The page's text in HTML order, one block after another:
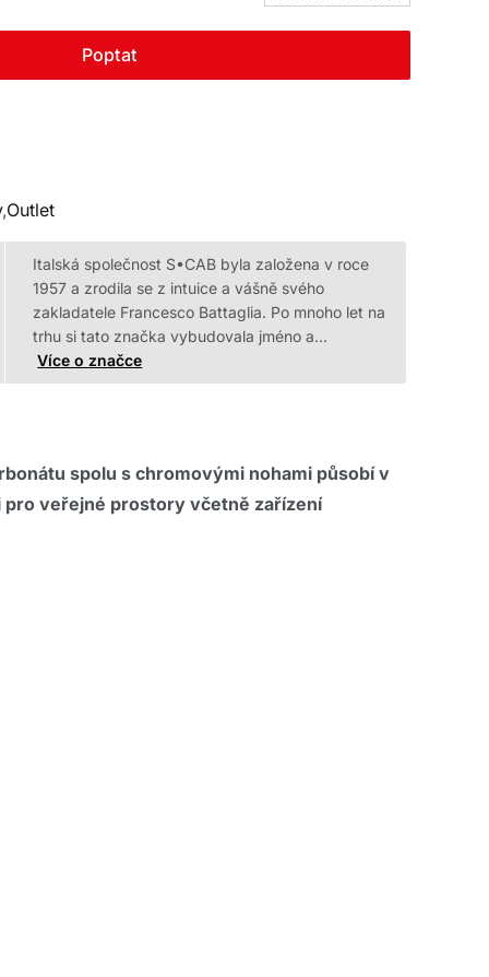
Poptat
,Outlet
Italská společnost S•CAB byla založena v roce
1957 a zrodila se z intuice a vášně svého
zakladatele Francesco Battaglia. Po mnoho let na
trhu si tato značka vybudovala jméno a…
Více o značce
spolu s chromovými nohami působí v
pro veřejné prostory včetně zařízení